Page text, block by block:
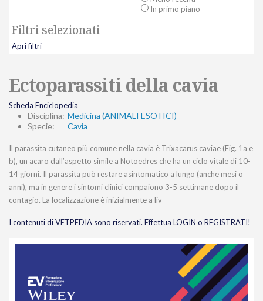
In primo piano
Filtri selezionati
Apri filtri
Ectoparassiti della cavia
Scheda Enciclopedia
Disciplina: Medicina (ANIMALI ESOTICI)
Specie:
Cavia
Il parassita cutaneo più comune nella cavia è Trixacarus caviae (Fig. 1a e
b), un acaro dall’aspetto simile a Notoedres che ha un ciclo vitale di 10-
14 giorni. Il parassita può restare asintomatico a lungo (anche mesi o
anni), ma in genere i sintomi clinici compaiono 3-5 settimane dopo il
contagio. La localizzazione è inizialmente a liv
I contenuti di VETPEDIA sono riservati. Effettua LOGIN o REGISTRATI!